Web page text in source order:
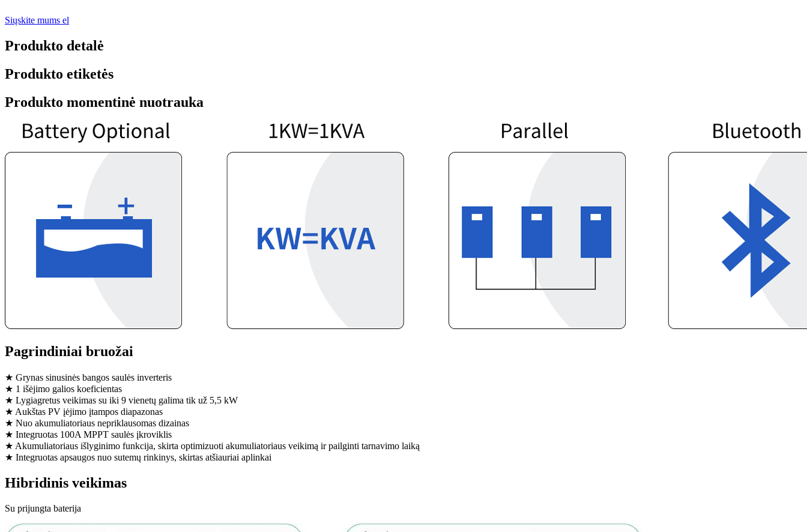
Siųskite mums el
Produkto detalė
Produkto etiketės
Produkto momentinė nuotrauka
Pagrindiniai bruožai
★ Grynas sinusinės bangos saulės inverteris
★ 1 išėjimo galios koeficientas
★ Lygiagretus veikimas su iki 9 vienetų galima tik už 5,5 kW
★ Aukštas PV įėjimo įtampos diapazonas
★ Nuo akumuliatoriaus nepriklausomas dizainas
★ Integruotas 100A MPPT saulės įkroviklis
★ Akumuliatoriaus išlyginimo funkcija, skirta optimizuoti akumuliatoriaus veikimą ir pailginti tarnavimo laiką
★ Integruotas apsaugos nuo sutemų rinkinys, skirtas atšiauriai aplinkai
Hibridinis veikimas
Su prijungta baterija